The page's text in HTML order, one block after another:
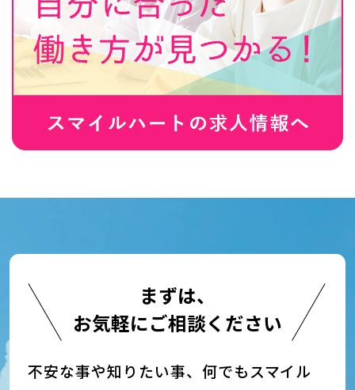
まずは、
お気軽にご相談ください
不安な事や知りたい事、何でもスマイル